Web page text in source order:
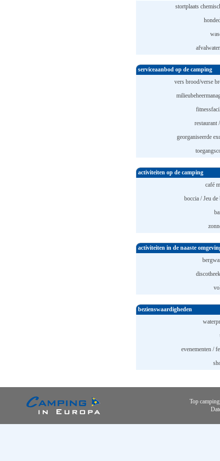
stortplaats
serviceaanbod op de camping
vers brood/verse
restaurant
georganiseerde
activiteiten op de camping
café
boccia / Jeu de
activiteiten in de naaste
bezienswaardigheden
evenementen /
Top